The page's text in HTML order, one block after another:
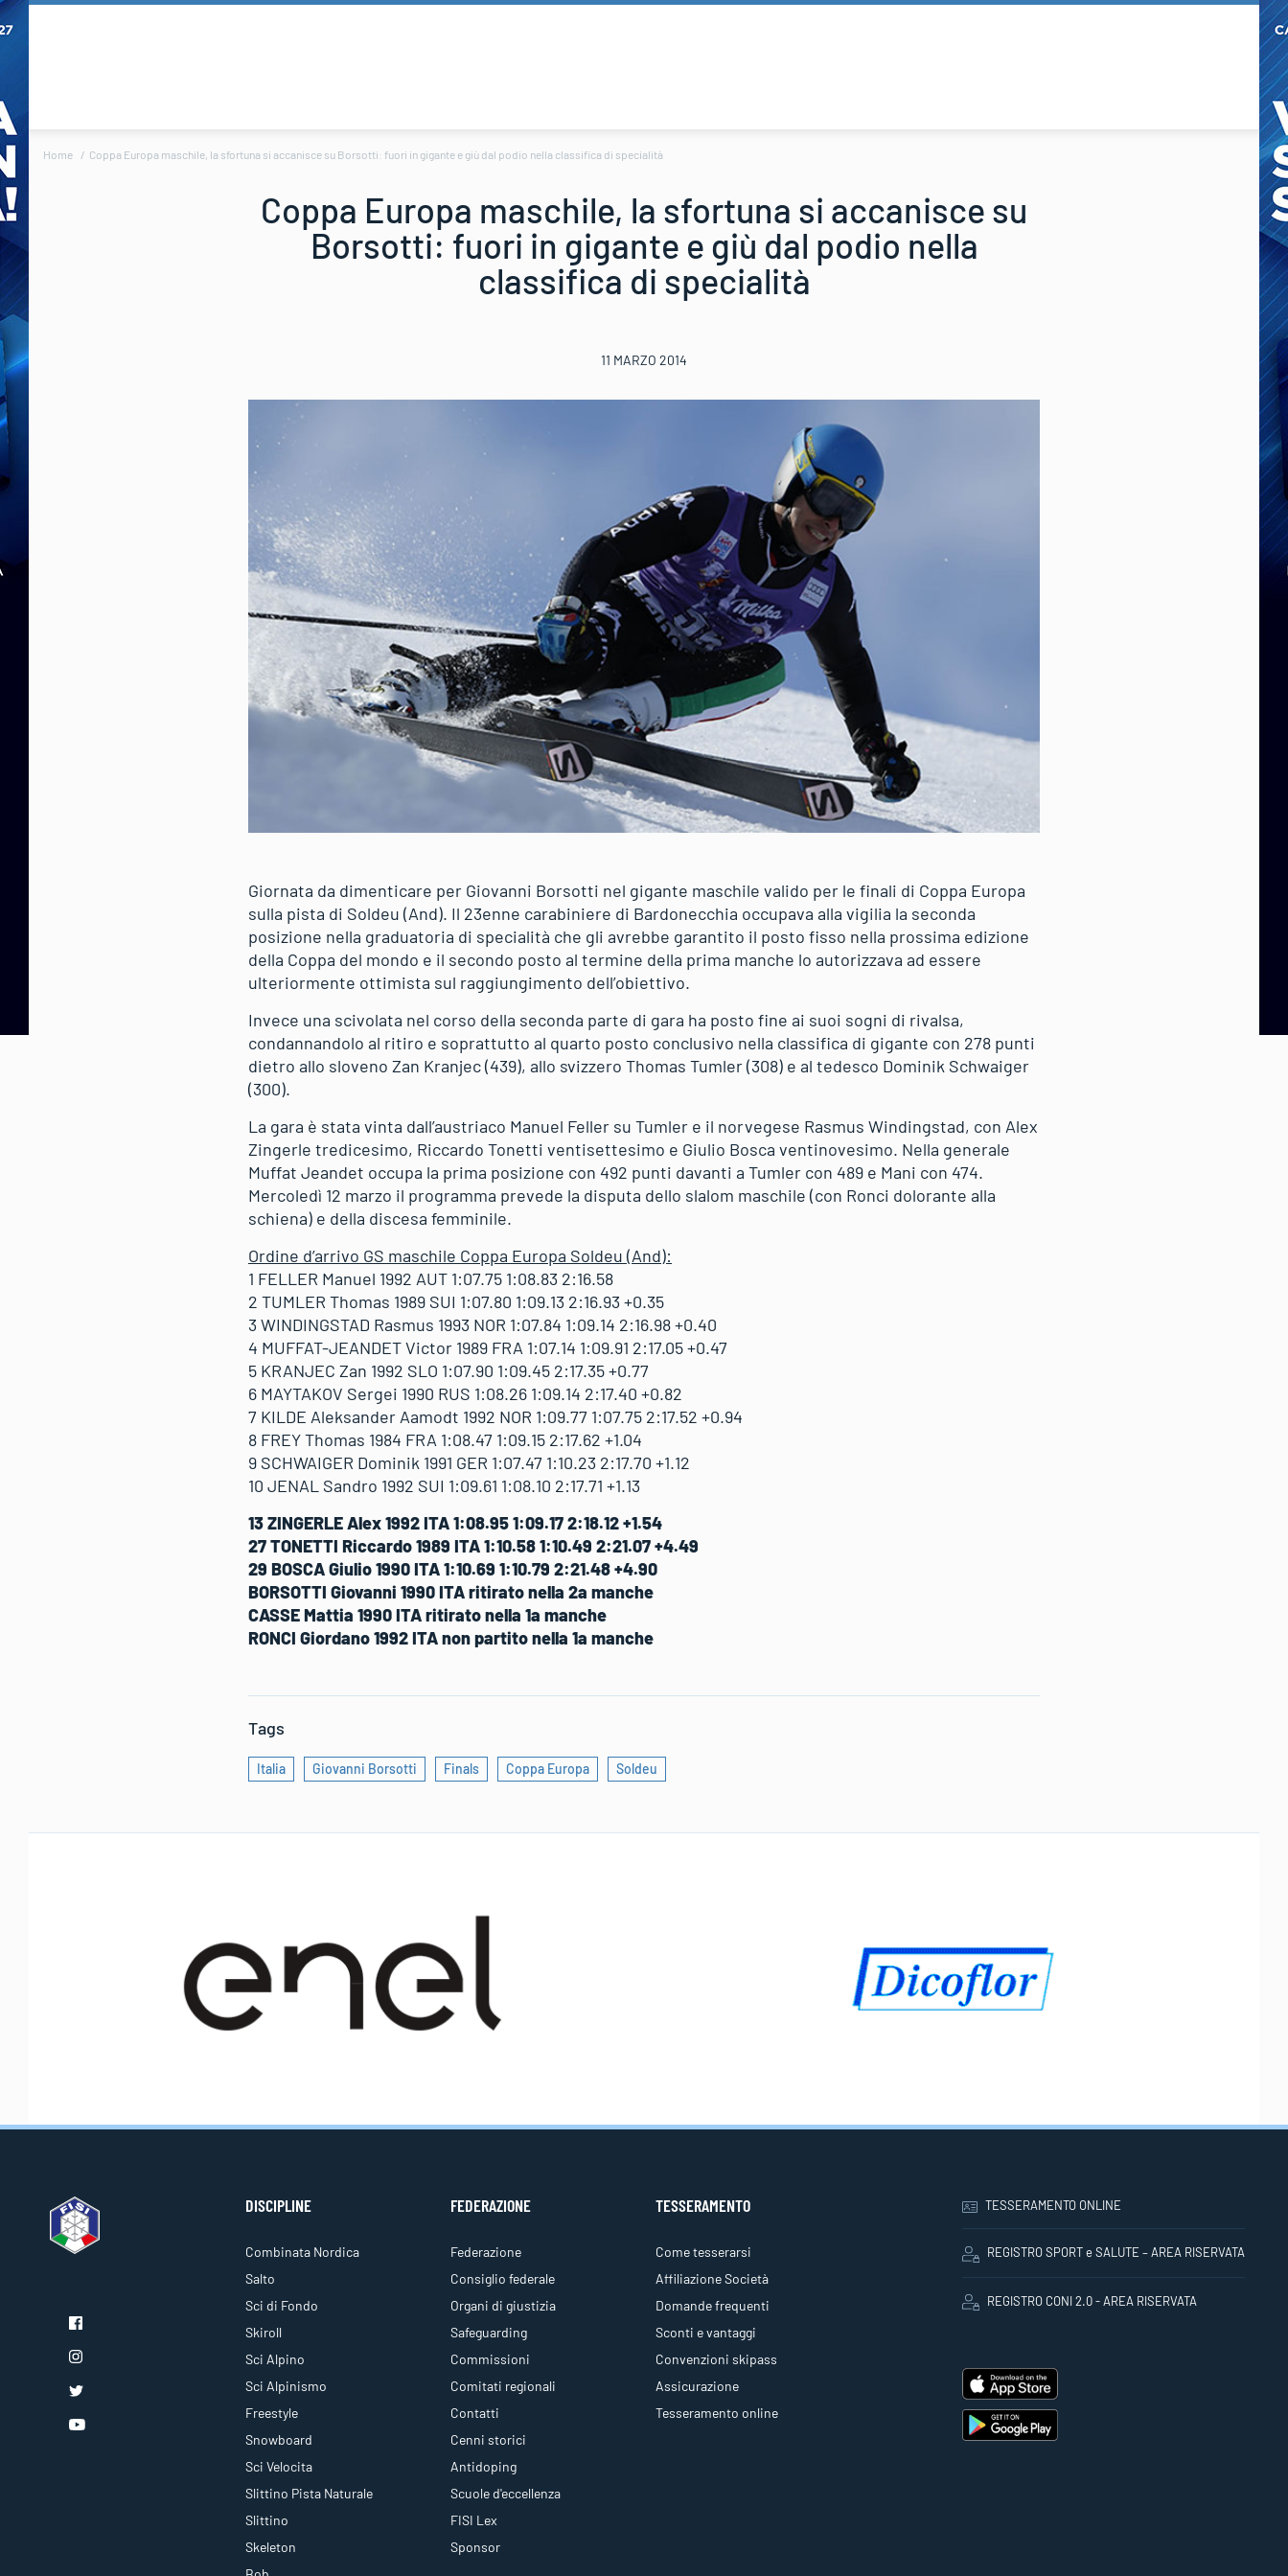
Home Coppa Europa maschile, la sfortuna si accanisce su Borsotti: fuori in gigante e giù dal podio nella classifica di specialità
Coppa Europa maschile, la sfortuna si accanisce su
Borsotti: fuori in gigante e giù dal podio nella
classifica di specialità
11 MARZO 2014
Giornata da dimenticare per Giovanni Borsotti nel gigante maschile valido per le finali di Coppa Europa
sulla pista di Soldeu (And). Il 23enne carabiniere di Bardonecchia occupava alla vigilia la seconda
posizione nella graduatoria di specialità che gli avrebbe garantito il posto fisso nella prossima edizione
della Coppa del mondo e il secondo posto al termine della prima manche lo autorizzava ad essere
ulteriormente ottimista sul raggiungimento dell’obiettivo.
Invece una scivolata nel corso della seconda parte di gara ha posto fine ai suoi sogni di rivalsa,
condannandolo al ritiro e soprattutto al quarto posto conclusivo nella classifica di gigante con 278 punti
dietro allo sloveno Zan Kranjec (439), allo svizzero Thomas Tumler (308) e al tedesco Dominik Schwaiger
(300).
La gara è stata vinta dall’austriaco Manuel Feller su Tumler e il norvegese Rasmus Windingstad, con Alex
Zingerle tredicesimo, Riccardo Tonetti ventisettesimo e Giulio Bosca ventinovesimo. Nella generale
Muffat Jeandet occupa la prima posizione con 492 punti davanti a Tumler con 489 e Mani con 474.
Mercoledì 12 marzo il programma prevede la disputa dello slalom maschile (con Ronci dolorante alla
schiena) e della discesa femminile.
Ordine d’arrivo GS maschile Coppa Europa Soldeu (And):
1 FELLER Manuel 1992 AUT 1:07.75 1:08.83 2:16.58
2 TUMLER Thomas 1989 SUI 1:07.80 1:09.13 2:16.93 +0.35
3 WINDINGSTAD Rasmus 1993 NOR 1:07.84 1:09.14 2:16.98 +0.40
4 MUFFAT-JEANDET Victor 1989 FRA 1:07.14 1:09.91 2:17.05 +0.47
5 KRANJEC Zan 1992 SLO 1:07.90 1:09.45 2:17.35 +0.77
6 MAYTAKOV Sergei 1990 RUS 1:08.26 1:09.14 2:17.40 +0.82
7 KILDE Aleksander Aamodt 1992 NOR 1:09.77 1:07.75 2:17.52 +0.94
8 FREY Thomas 1984 FRA 1:08.47 1:09.15 2:17.62 +1.04
9 SCHWAIGER Dominik 1991 GER 1:07.47 1:10.23 2:17.70 +1.12
10 JENAL Sandro 1992 SUI 1:09.61 1:08.10 2:17.71 +1.13
13 ZINGERLE Alex 1992 ITA 1:08.95 1:09.17 2:18.12 +1.54
27 TONETTI Riccardo 1989 ITA 1:10.58 1:10.49 2:21.07 +4.49
29 BOSCA Giulio 1990 ITA 1:10.69 1:10.79 2:21.48 +4.90
BORSOTTI Giovanni 1990 ITA ritirato nella 2a manche
CASSE Mattia 1990 ITA ritirato nella 1a manche
RONCI Giordano 1992 ITA non partito nella 1a manche
Tags
Italia Giovanni Borsotti Finals Coppa Europa Soldeu
DISCIPLINE
Combinata Nordica
Salto
Sci di Fondo
Skiroll
Sci Alpino
Sci Alpinismo
Freestyle
Snowboard
Sci Velocita
Slittino Pista Naturale
Slittino
Skeleton
FEDERAZIONE
Federazione
Consiglio federale
Organi di giustizia
Safeguarding
Commissioni
Comitati regionali
Contatti
Cenni storici
Antidoping
Scuole d'eccellenza
FISI Lex
Sponsor
TESSERAMENTO
Come tesserarsi
Affiliazione Società
Domande frequenti
Sconti e vantaggi
Convenzioni skipass
Assicurazione
Tesseramento online
TESSERAMENTO ONLINE
REGISTRO SPORT e SALUTE – AREA RISERVATA
REGISTRO CONI 2.0 - AREA RISERVATA